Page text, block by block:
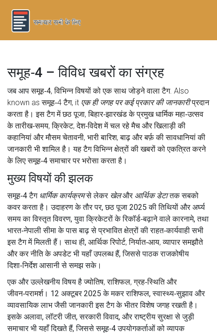
समूह‑4 – विविध खबरों का संग्रह
जब आपसमूह‑4,विभिन्न विषयों को एक साथ जोड़ने वाला टैग. Also
known asसमूह‑4 टैग, it एक ही जगह पर कई प्रकार की जानकारीप्रदान
करता है। इस टैग मेंछठ पूजा,बिहार‑झारखंड के प्रमुख धार्मिक महा‑उत्सव
के तारीख‑समय,क्रिकेट,देश‑विदेश में चल रहे मैच और खिलाड़ी की
कहानियां औरमौसम चेतावनी, भारी बारिश, बाढ़ और बर्फ़ की सावधानियांकी
जानकारी भी शामिल है। यह टैग विभिन्न क्षेत्रों की खबरों को एकत्रित करने
के लिएसमूह‑4 समाचारपर भरोसा करता है।
मुख्य विषयों की झलक
समूह‑4 टैग धार्मिक कार्यक्रमसे लेकर खेलऔर आर्थिक डेटातक सबको
कवर करता है। उदाहरण के तौर पर, छठ पूजा 2025 की तिथियों और अर्घ्य
समय का विस्तृत विवरण, युवा क्रिकेटरों के रिकॉर्ड‑बढ़ाने वाले कारनामे, तथा
भारत‑नेपाली सीमा के पास बाढ़ से प्रभावित क्षेत्रों की राहत‑कार्यवाही सभी
इस टैग में मिलती हैं। साथ ही, आर्थिक रिपोर्ट,निर्यात‑आय, व्यापार समझौते
और कर नीति के अपडेटभी यहाँ उपलब्ध हैं, जिससे पाठक राजकोषीय
दिशा‑निर्देश आसानी से समझ सके।
एक और उल्लेखनीय विषय हैज्योतिष,राशिफल, ग्रह‑स्थिति और
जीवन‑परामर्श। 12 अक्टूबर 2025 के मकर राशिफल, स्वास्थ्य‑सुझाव और
व्यावसायिक लाभ जैसी जानकारी इस टैग के भीतर विशेष जगह रखती है।
इसके अलावा, लॉटरी जीत, सरकारी विवाद, और राष्ट्रीय सुरक्षा से जुड़ी
समाचार भी यहाँ दिखते हैं, जिससे समूह‑4 उपयोगकर्ताओं को व्यापक